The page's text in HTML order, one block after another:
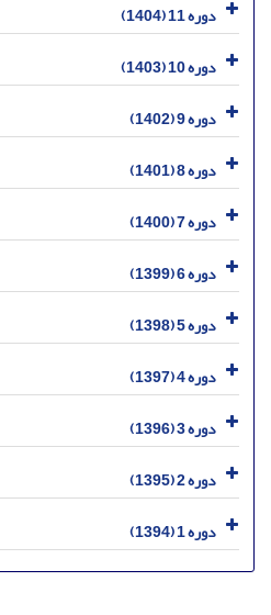
دوره 11 (1404)
دوره 10 (1403)
دوره 9 (1402)
دوره 8 (1401)
دوره 7 (1400)
دوره 6 (1399)
دوره 5 (1398)
دوره 4 (1397)
دوره 3 (1396)
دوره 2 (1395)
دوره 1 (1394)